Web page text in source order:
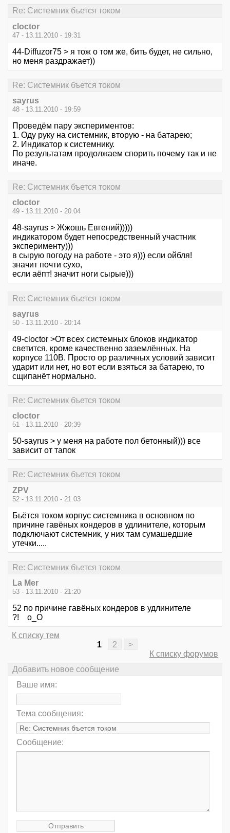
Re: Системник бъется током
cloctor
47 - 13.11.2010 - 19:31
44-Diffuzor75 > я тож о том же, бить будет, не сильно,
но меня раздражает))
Re: Системник бъется током
sayrus
48 - 13.11.2010 - 19:59
Проведём пару экспериментов:
1. Оду руку на системник, вторую - на батарею;
2. Индикатор к системнику.
По результатам продолжаем спорить почему так и не
иначе.
Re: Системник бъется током
cloctor
49 - 13.11.2010 - 20:04
48-sayrus > Жжошь Евгений)))))
индикатором будет непосредственный участник
эксперименту)))
в сырую погоду на работе - это я))) если ойбля!
значит почти сухо,
если аёпт! значит ноги сырые)))
Re: Системник бъется током
sayrus
50 - 13.11.2010 - 20:14
49-cloctor >От всех системных блоков индикатор
светится, кроме качественно заземлённых. На
корпусе 110В. Просто ор различных условий зависит
ударит или нет, но вот если взяться за батарею, то
сщипанёт нормально.
Re: Системник бъется током
cloctor
51 - 13.11.2010 - 20:39
50-sayrus > у меня на работе пол бетонный))) все
зависит от тапок
Re: Системник бъется током
ZPV
52 - 13.11.2010 - 21:03
Бьётся током корпус системника в основном по
причине гавёных кондеров в удлинителе, которым
подключают системник, у них там сумашедшие
утечки.....
Re: Системник бъется током
La Mer
53 - 13.11.2010 - 21:20
52 по причине гавёных кондеров в удлинителе
?! o_O
К списку тем
1
2
>
К списку форумов
Добавить новое сообщение
Ваше имя:
Тема сообщения:
Сообщение: